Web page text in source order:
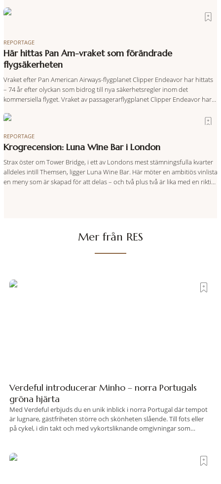
direkt anslutning till urbana miljöer. Tanken är att fler människor ska kunna
REPORTAGE
Här hittas Pan Am-vraket som förändrade
flygsäkerheten
Vraket efter Pan American Airways-flygplanet Clipper Endeavor har hittats
– 74 år efter olyckan som bidrog till nya säkerhetsregler inom det
kommersiella flyget. Vraket av passagerarflygplanet Clipper Endeavor har
Puerto Rico. BBC skriver att flygplanet lokaliserades den 2 juni i år med
REPORTAGE
Krogrecension: Luna Wine Bar i London
Strax öster om Tower Bridge, i ett av Londons mest stämningsfulla kvarter
alldeles intill Themsen, ligger Luna Wine Bar. Här möter en ambitiös vinlista
en meny som är skapad för att delas – och två plus två är lika med en riktigt
Mer från RES
Verdeful introducerar Minho – norra Portugals
gröna hjärta
Med Verdeful erbjuds du en unik inblick i norra Portugal där tempot
är lugnare, gästfriheten större och skönheten slående. Till fots eller
på cykel, i din takt och med vykortsliknande omgivningar som
travel när det